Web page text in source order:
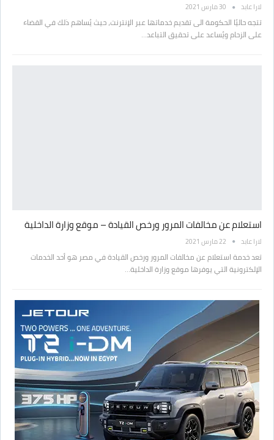
لارا عابد 30 مارس 2021
تتجه حاليًا الحكومة الى تقديم خدماتها عبر الإنترنت، حيث يُساهم ذلك في القضاء
على الزحام ويُساعد على تحقيق التباعد…
استعلام عن مخالفات المرور ورخص القيادة – موقع وزارة الداخلية
لارا عابد 22 مارس 2021
تعد خدمة استعلام عن مخالفات المرور ورخص القيادة في مصر هو أحد الخدمات
الإلكترونية التي يوفرها موقع وزارة الداخلية…